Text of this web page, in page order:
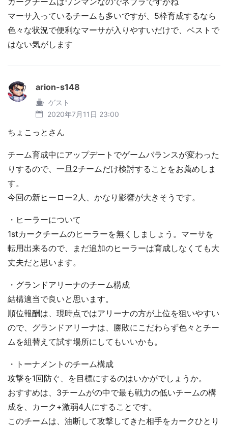
マーサ入っているチームも多いですが、5枠育成するなら
色々な状況で便利なマーサが入りやすいだけで、ベストで
はない気がします
arion-s148
ゲスト
2020年7月11日 23:00
ちょこっとさん
チーム育成中にアップデートでゲームバランスが変わった
りするので、一旦2チームだけ検討することをお薦めしま
す。
今回の新ヒーロー2人、かなり影響が大きそうです。
・ヒーラーについて
1stカークチームのヒーラーを無くしましょう。マーサを
転用出来るので、まだ追加のヒーラーは育成しなくても大
丈夫だと思います。
・グランドアリーナのチーム構成
結構適当で良いと思います。
順位報酬は、現時点ではアリーナの方が上位を狙いやすい
ので、グランドアリーナは、勝敗にこだわらず色々とチー
ムを組替えて試す場所にしてもいいかも。
・トーナメントのチーム構成
攻撃を1回防ぐ、を目標にするのはいかがでしょうか。
おすすめは、3チームがの中で最も戦力の低いチームの構
成を、カーク+激弱4人にすることです。
このチームは、油断して攻撃してきた相手をカークひとり